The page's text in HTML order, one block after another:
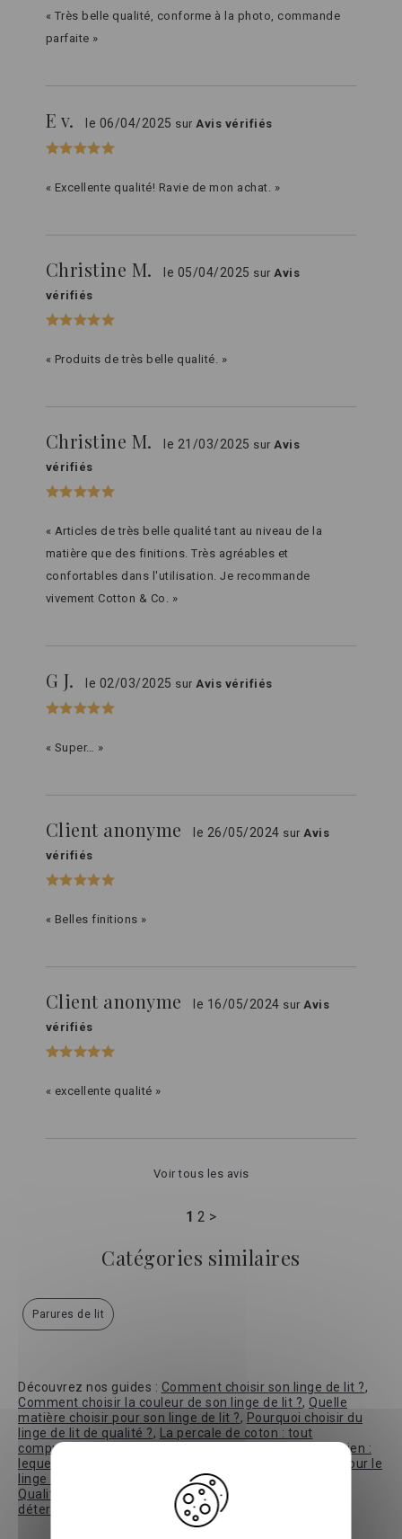
« Très belle qualité, conforme à la photo, commande
parfaite »
E v. le 06/04/2025 surAvis vérifiés
« Excellente qualité! Ravie de mon achat. »
Christine M. le 05/04/2025 surAvis
vérifiés
« Produits de très belle qualité. »
Christine M. le 21/03/2025 surAvis
vérifiés
« Articles de très belle qualité tant au niveau de la
matière que des finitions. Très agréables et
confortables dans l'utilisation. Je recommande
vivement Cotton & Co. »
G J. le 02/03/2025 surAvis vérifiés
« Super… »
Client anonyme le 26/05/2024 surAvis
vérifiés
« Belles finitions »
Client anonyme le 16/05/2024 surAvis
vérifiés
« excellente qualité »
Voir tous les avis
1 2 >
Catégories similaires
Parures de lit
Découvrez nos guides : Comment choisir son linge de lit ?,
Comment choisir la couleur de son linge de lit ?, Quelle
matière choisir pour son linge de lit ?, Pourquoi choisir du
linge de lit de qualité ?,
La percale de coton : tout
comprendre avant de choisir
Coton bio vs coton égyptien :
lequel choisir selon vos attentes ?
Le label Oeko-Tex pour le
linge de maison : que garantit-il et pourquoi s'y fier ?
Qualité du coton : pourquoi la longueur des fibres est
déterminante